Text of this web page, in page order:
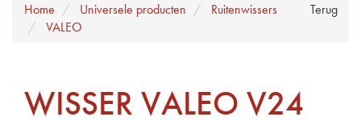
Terug
Home Universele producten
Ruitenwissers
VALEO
WISSER VALEO V24